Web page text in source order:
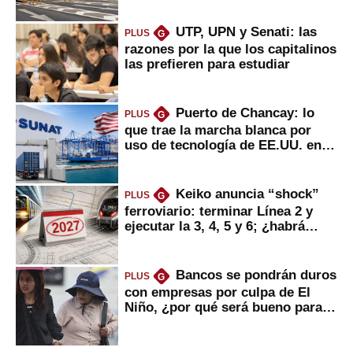
PLUS G
UTP, UPN y Senati: las
razones por la que los capitalinos
las prefieren para estudiar
PLUS G
Puerto de Chancay: lo
que trae la marcha blanca por
uso de tecnología de EE.UU. en
PLUS G
Keiko anuncia “shock”
ferroviario: terminar Línea 2 y
ejecutar la 3, 4, 5 y 6; ¿habrá
PLUS G
Bancos se pondrán duros
con empresas por culpa de El
Niño, ¿por qué será bueno para